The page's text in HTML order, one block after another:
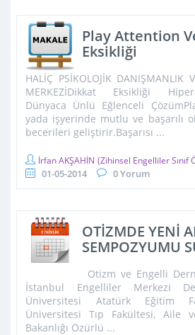
Play Attention
Eksikliği
HALİÇ PSİKOLOJİK DANIŞMANLIK
MERKEZİDikkat Eksikliği
Dünyaca Ünlü Eğlenceli
yada işyerinde mutlu ve başarılı
becerileri geliştirir.Başarısı ...
İrfan AKŞAHİN (Zihinsel Engelliler Sınıf
01-05-2014 0 Yorum
OTİZMDE YENİ
SEMPOZYUMU
Otizm ve Engelli
İstanbul Engelliler Merkezi
Üniversitesi Atatürk Eğitim
Üniversitesi Tıp Fakültesi, Aile
Bakanlığı Özürlü ...